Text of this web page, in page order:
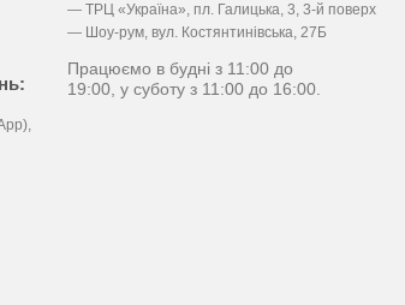
— ТРЦ «Україна», пл. Галицька, 3, 3-й поверх
— Шоу-рум, вул. Костянтинівська, 27Б
Працюємо в будні з 11:00 до
19:00, у суботу з 11:00 до 16:00.